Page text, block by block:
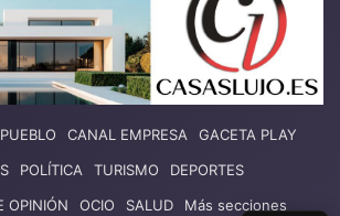
CANAL EMPRESA
GACETA PLAY
POLÍTICA TURISMO
DEPORTES
OPINIÓN
OCIO SALUD Más secciones